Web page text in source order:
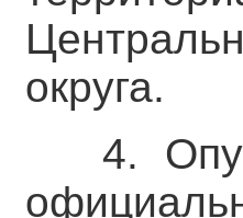
округа.
4.